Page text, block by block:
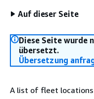
Auf dieser Seite
Diese Seite wurde
übersetzt.
Übersetzung
A list of fleet locations